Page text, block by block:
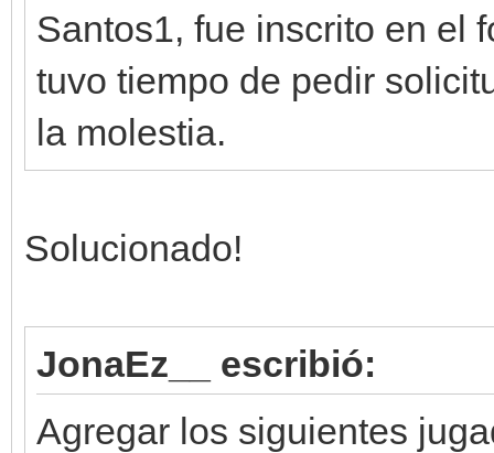
Santos1, fue inscrito en el
tuvo tiempo de pedir
la molestia.
Solucionado!
JonaEz__ escribió:
Agregar los siguientes